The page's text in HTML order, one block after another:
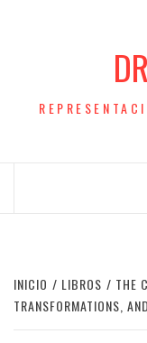
INICIO LIBROS
THE
TRANSFORMATIONS,